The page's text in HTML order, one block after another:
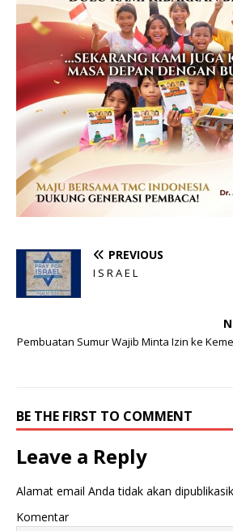
PREVIOUS
I S R A E L
Pembuatan Sumur Wajib Minta Izin ke
BE THE FIRST TO COMMENT
Leave a Reply
Alamat email Anda tidak akan
Komentar